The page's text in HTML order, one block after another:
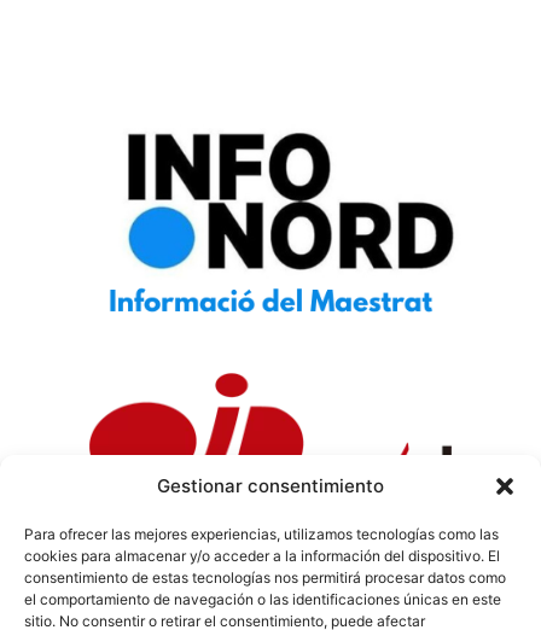
Gestionar consentimiento
Para ofrecer las mejores experiencias, utilizamos tecnologías como las
cookies para almacenar y/o acceder a la información del dispositivo. El
consentimiento de estas tecnologías nos permitirá procesar datos como
el comportamiento de navegación o las identificaciones únicas en este
sitio. No consentir o retirar el consentimiento, puede afectar
Política de Privacidad| Política de Cookies|Aviso
Legal|Codi ètic|Tarifes de Publicitat